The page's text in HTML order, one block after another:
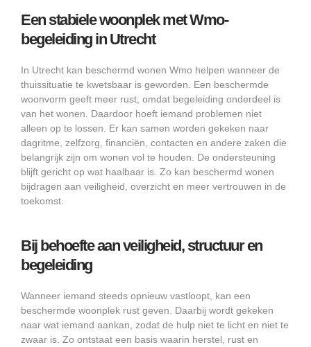
Een stabiele woonplek met Wmo-
begeleiding in Utrecht
In Utrecht kan beschermd wonen Wmo helpen wanneer de
thuissituatie te kwetsbaar is geworden. Een beschermde
woonvorm geeft meer rust, omdat begeleiding onderdeel is
van het wonen. Daardoor hoeft iemand problemen niet
alleen op te lossen. Er kan samen worden gekeken naar
dagritme, zelfzorg, financiën, contacten en andere zaken die
belangrijk zijn om wonen vol te houden. De ondersteuning
blijft gericht op wat haalbaar is. Zo kan beschermd wonen
bijdragen aan veiligheid, overzicht en meer vertrouwen in de
toekomst.
Bij behoefte aan veiligheid, structuur en
begeleiding
Wanneer iemand steeds opnieuw vastloopt, kan een
beschermde woonplek rust geven. Daarbij wordt gekeken
naar wat iemand aankan, zodat de hulp niet te licht en niet te
zwaar is. Zo ontstaat een basis waarin herstel, rust en